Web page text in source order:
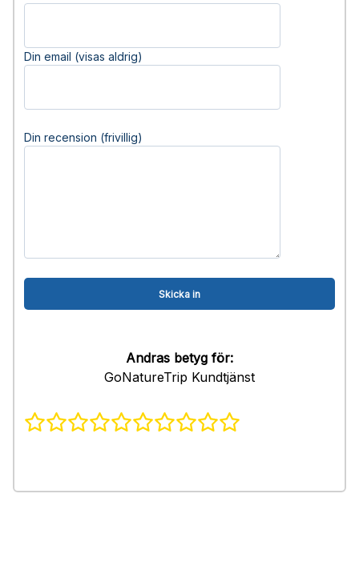
Din email (visas aldrig)
Din recension (frivillig)
Andras betyg för:
GoNatureTrip Kundtjänst